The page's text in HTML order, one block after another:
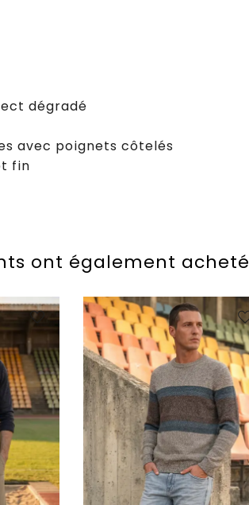
dégradé
avec poignets côtelés
fin
ont également acheté